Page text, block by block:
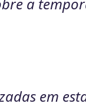
a
em